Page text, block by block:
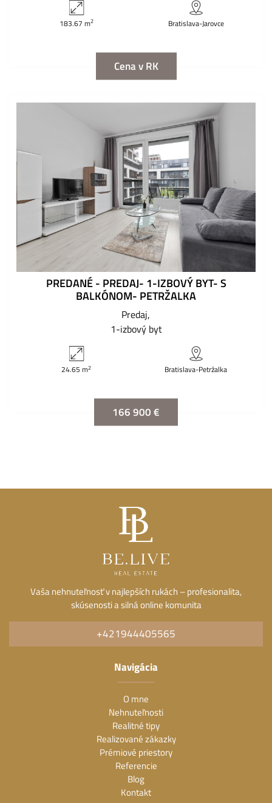
183.67 m2 Bratislava-Jarovce
Cena v RK
PREDANÉ - PREDAJ- 1-IZBOVÝ BYT- S
BALKÓNOM- PETRŽALKA
Predaj
1-izbový byt
24.65 m2 Bratislava-Petržalka
166 900 €
Vaša nehnuteľnosť v najlepších rukách – profesionalita,
skúsenosti a silná online komunita
+421944405565
Navigácia
O mne
Nehnuteľnosti
Realitné tipy
Realizované zákazky
Prémiové priestory
Referencie
Blog
Kontakt